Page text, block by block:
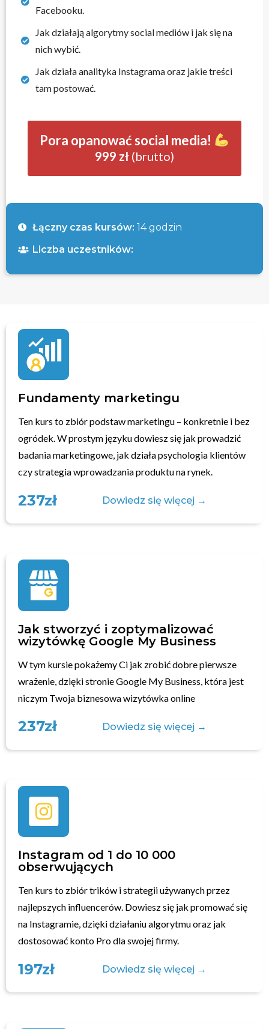
Facebooku.
Jak działają algorytmy social mediów i jak się na
nich wybić.
Jak działa analityka Instagrama oraz jakie treści
tam postować.
Pora opanować social media!
999 zł (brutto)
Łączny czas kursów: 14 godzin
Liczba uczestników:
Fundamenty marketingu
Ten kurs to zbiór podstaw marketingu – konkretnie i bez
ogródek. W prostym języku dowiesz się jak prowadzić
badania marketingowe, jak działa psychologia klientów
czy strategia wprowadzania produktu na rynek.
237zł Dowiedz się więcej →
Jak stworzyć i zoptymalizować
wizytówkę Google My Business
W tym kursie pokażemy Ci jak zrobić dobre pierwsze
wrażenie, dzięki stronie Google My Business, która jest
niczym Twoja biznesowa wizytówka online
237zł Dowiedz się więcej →
Instagram od 1 do 10 000
obserwujących
Ten kurs to zbiór trików i strategii używanych przez
najlepszych influencerów. Dowiesz się jak promować się
na Instagramie, dzięki działaniu algorytmu oraz jak
dostosować konto Pro dla swojej firmy.
197zł Dowiedz się więcej →